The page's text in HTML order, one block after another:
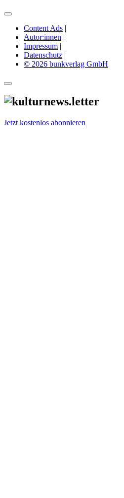
Content Ads |
Autor:innen |
Impressum |
Datenschutz |
© 2026 bunkverlag GmbH
Jetzt kostenlos abonnieren